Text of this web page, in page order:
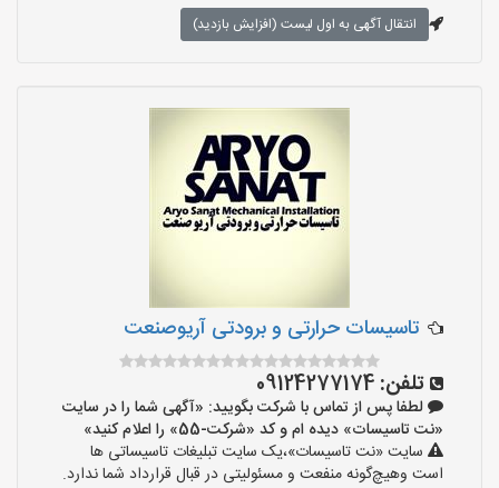
انتقال آگهی به اول لیست (افزایش بازدید)
تاسیسات حرارتی و برودتی آریوصنعت
تلفن: 09124277174
لطفا پس از تماس با شرکت بگویید: «آگهی شما را در سایت
«نت تاسیسات» دیده ام و کد «شرکت-55» را اعلام کنید»
سایت «نت تاسیسات»،یک سایت تبلیغات تاسیساتی ها
است وهیچ‌گونه منفعت و مسئولیتی در قبال قرارداد شما ندارد.